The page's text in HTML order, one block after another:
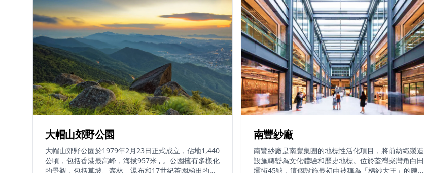
大帽山郊野公園
大帽山郊野公園於1979年2月23日正式成立，佔地1,440
公頃，包括香港最高峰，海拔957米 , 。公園擁有多樣化
的景觀，包括草坡、森林、瀑布和17世紀茶園梯田的歷
南豐紗廠
南豐紗廠是南豐集團的地標性活化項目，將前紡織製造
設施轉變為文化體驗和歷史地標。位於荃灣柴灣角白田
壩街45號，這個設施最初由被稱為「棉紗大王」的陳廷